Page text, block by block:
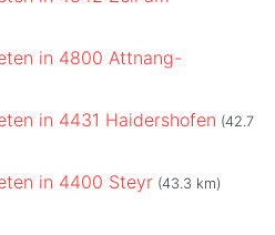
in 4800 Attnang-
in 4431 Haidershofen (42.7
in 4400 Steyr (43.3 km)